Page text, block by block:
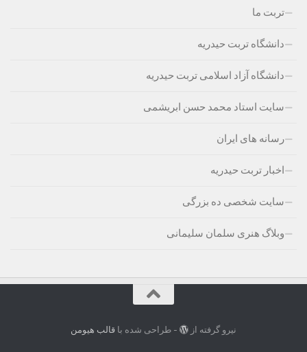
تربت ما
دانشگاه تربت حیدریه
دانشگاه آزاد اسلامی تربت حیدریه
سایت استاد محمد حسن ابریشمی
رسانه های ایران
اخبار تربت حیدریه
سایت شخصی ده بزرگی
وبلاگ هنری سلمان سلیمانی
نیرو گرفته از - طراحی شده باقالب هیومن